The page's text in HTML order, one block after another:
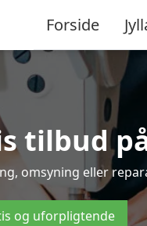
Forside
tilbud
omsyning eller
og uforpligtende